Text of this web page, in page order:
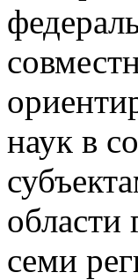
наук в
области
семи